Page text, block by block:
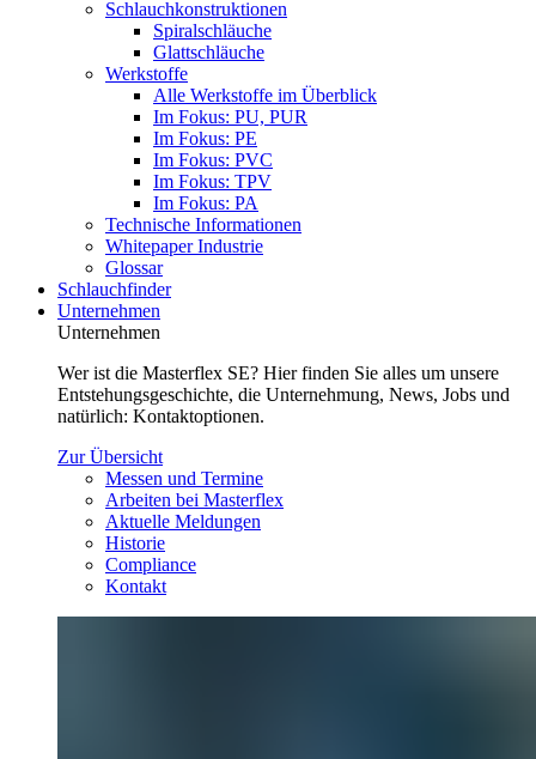
Schlauchkonstruktionen
Spiralschläuche
Glattschläuche
Werkstoffe
Alle Werkstoffe im Überblick
Im Fokus: PU, PUR
Im Fokus: PE
Im Fokus: PVC
Im Fokus: TPV
Im Fokus: PA
Technische Informationen
Whitepaper Industrie
Glossar
Schlauchfinder
Unternehmen
Unternehmen
Wer ist die Masterflex SE? Hier finden Sie alles um unsere
Entstehungsgeschichte, die Unternehmung, News, Jobs und
natürlich: Kontaktoptionen.
Zur Übersicht
Messen und Termine
Arbeiten bei Masterflex
Aktuelle Meldungen
Historie
Compliance
Kontakt